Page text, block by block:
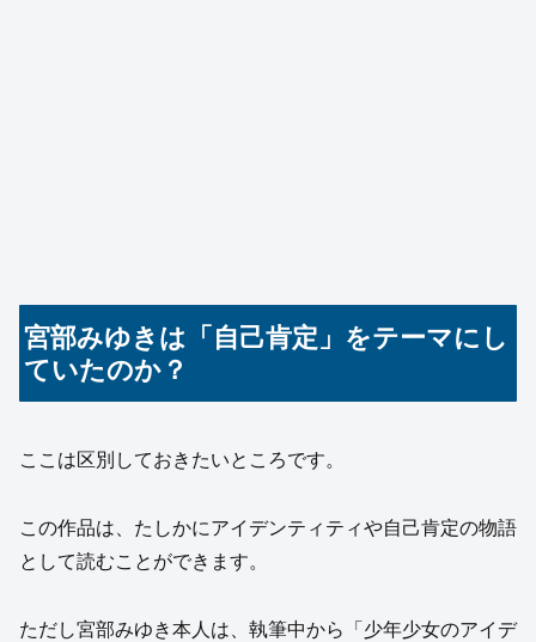
宮部みゆきは「自己肯定」をテーマにし
ていたのか？
ここは区別しておきたいところです。
この作品は、たしかにアイデンティティや自己肯定の物語
として読むことができます。
ただし宮部みゆき本人は、執筆中から「少年少女のアイデ